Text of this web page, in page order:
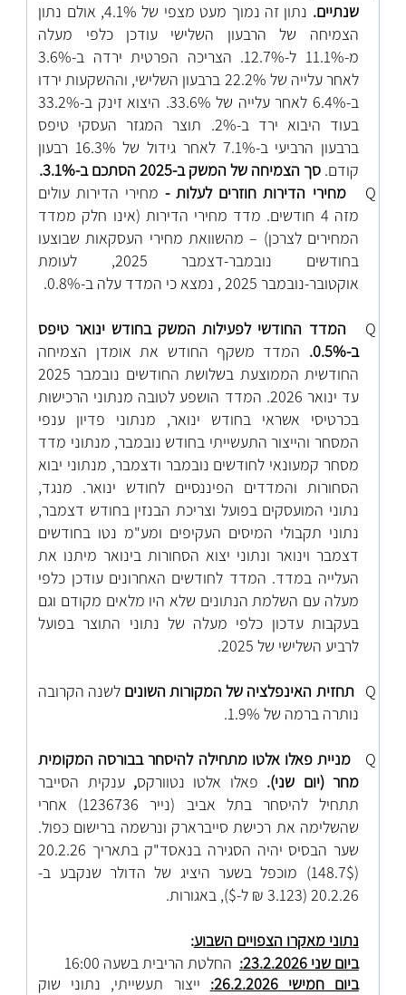
שנתיים.
נתון זה נמוך מעט מצפי של 4.1%, אולם נתון
הצמיחה של הרבעון השלישי עודכן כלפי מעלה
מ-11.1% ל-12.7%. הצריכה הפרטית ירדה ב-3.6%
לאחר עלייה של 22.2% ברבעון השלישי, וההשקעות ירדו
ב-6.4% לאחר עלייה של 33.6%. היצוא זינק ב-33.2%
בעוד היבוא ירד ב-2%. תוצר המגזר העסקי טיפס
ברבעון הרביעי ב-7.1% לאחר גידול של 16.3% רבעון
קודם.סך הצמיחה של המשק ב-2025 הסתכם ב-3.1%.
Q
מחירי הדירות חוזרים לעלות - מחירי הדירות עולים
מזה 4 חודשים. מדד מחירי הדירות (אינו חלק ממדד
המחירים לצרכן) – מהשוואת מחירי העסקאות שבוצעו
בחודשים נובמבר-דצמבר 2025, לעומת
אוקטובר-נובמבר 2025 , נמצא כי המדד עלה ב-0.8%.
Q
המדד החודשי לפעילות המשק בחודש ינואר טיפס
ב-0.5%.
המדד משקף החודש את אומדן הצמיחה
החודשית הממוצעת בשלושת החודשים נובמבר 2025
עד ינואר 2026. המדד הושפע לטובה מנתוני הרכישות
בכרטיסי אשראי בחודש ינואר, מנתוני פדיון ענפי
המסחר והייצור התעשייתי בחודש נובמבר, מנתוני מדד
מסחר קמעונאי לחודשים נובמבר ודצמבר, מנתוני יבוא
הסחורות והמדדים הפיננסיים לחודש ינואר. מנגד,
נתוני המועסקים בפועל וצריכת הבנזין בחודש דצמבר,
נתוני תקבולי המיסים העקיפים ומע"מ נטו בחודשים
דצמבר וינואר ונתוני יצוא הסחורות בינואר מיתנו את
העלייה במדד. המדד לחודשים האחרונים עודכן כלפי
מעלה עם השלמת הנתונים שלא היו מלאים מקודם וגם
בעקבות עדכון כלפי מעלה של נתוני התוצר בפועל
לרביע השלישי של 2025
.
Q תחזית האינפלציה של המקורות השונים לשנה הקרובה
נותרה ברמה של 1.9%.
Q
מניית פאלו אלטו מתחילה להיסחר בבורסה המקומית
מחר (יום שני). פאלו אלטו נטוורקס, ענקית הסייבר
תתחיל להיסחר בתל אביב (נייר 1236736) אחרי
שהשלימה את רכישת סייברארק ונרשמה ברישום כפול.
שער הבסיס יהיה הסגירה בנאסד"ק בתאריך 20.2.26
(148.7$) מוכפל בשער היציג של הדולר שנקבע ב-
20.2.26 (3.123 ₪ ל-$), באגורות.
נתוני מאקרו הצפויים השבוע:
ביום שני 23.2.2026:
החלטת הריבית בשעה 16:00
ביום חמישי 26.2.2026:
ייצור תעשייתי, נתוני שוק